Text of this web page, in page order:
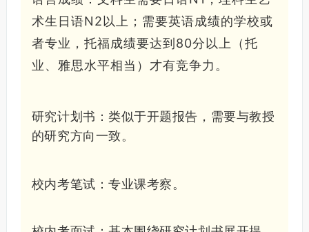
术生日语N2以上；需要英语成绩的学校或
者专业，托福成绩要达到80分以上（托
业、雅思水平相当）才有竞争力。
研究计划书：类似于开题报告，需要与教授
的研究方向一致。
校内考笔试：专业课考察。